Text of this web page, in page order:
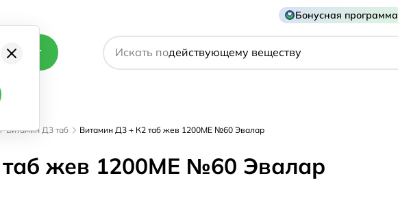
Бонусная программа
Каталог Искать по
названию препарата
производителю
Витамин Д3 таб Витамин Д3 + К2 таб жев 1200МЕ №60 Эвалар
жев 1200МЕ №60 Эвалар